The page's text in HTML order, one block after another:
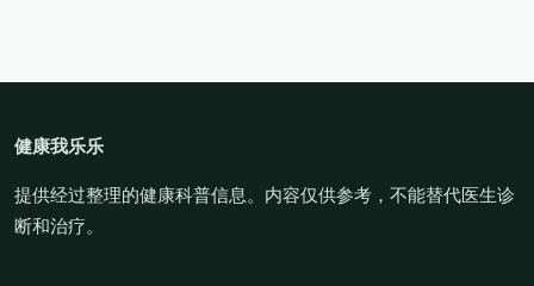
健康我乐乐
提供经过整理的健康科普信息。内容仅供参考，不能替代医生诊
断和治疗。